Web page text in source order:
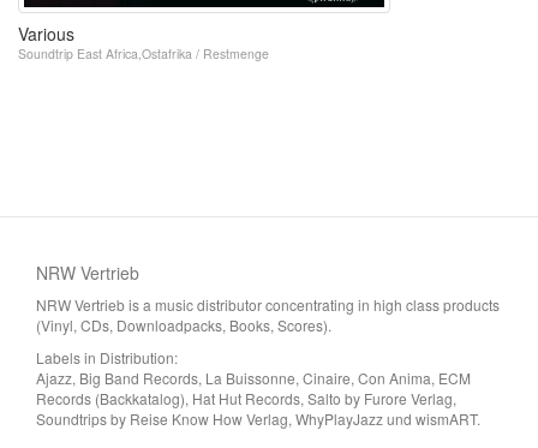
Various
Soundtrip East Africa,Ostafrika / Restmenge
NRW Vertrieb
NRW Vertrieb is a music distributor concentrating in high class products
(Vinyl, CDs, Downloadpacks, Books, Scores).
Labels in Distribution:
Ajazz, Big Band Records, La Buissonne, Cinaire, Con Anima, ECM
Records (Backkatalog), Hat Hut Records, Salto by Furore Verlag,
Soundtrips by Reise Know How Verlag, WhyPlayJazz und wismART.